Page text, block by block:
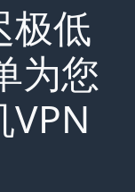
极低
为您